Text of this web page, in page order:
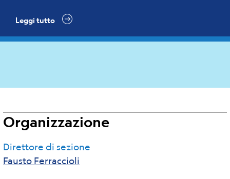
Leggi tutto
Organizzazione
Direttore di sezione
Fausto Ferraccioli